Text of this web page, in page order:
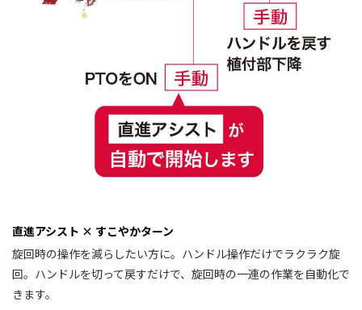
直進アシスト × すこやかターン
旋回時の操作を減らしたい方に。ハンドル操作だけでラクラク旋
回。ハンドルを切って戻すだけで、旋回時の一連の作業を自動化で
きます。